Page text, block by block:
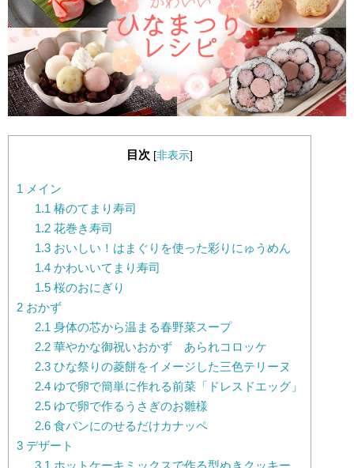
目次 [非表示]
1 メイン
1.1 椿のてまり寿司
1.2花巻き寿司
1.3おいしい！はまぐりを使った彩りにゅうめん
1.4かわいいてまり寿司
1.5桜のおにぎり
2 おかず
2.1 身体の芯から温まる春野菜スープ
2.2華やかな御祝いおかず あられコロッケ
2.3ひな祭りの菱餅をイメージした三色テリーヌ
2.4ゆで卵で簡単に作れる前菜「ドレスドエッグ」
2.5ゆで卵で作るうさぎのお雛様
2.6食パンにのせるだけカナッペ
3 デザート
3.1 ホットケーキミックスで作る型ぬきクッキー